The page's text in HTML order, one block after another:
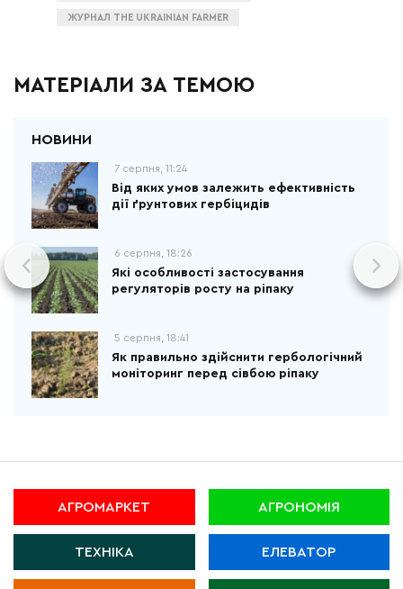
ЖУРНАЛ THE UKRAINIAN FARMER
МАТЕРІАЛИ ЗА ТЕМОЮ
7 серпня, 11:24
Від яких умов залежить ефективність
дії ґрунтових гербіцидів
6 серпня, 18:26
Які особливості застосування
регуляторів росту на ріпаку
5 серпня, 18:41
Як правильно здійснити гербологічний
моніторинг перед сівбою ріпаку
АГРОМАРКЕТ АГРОНОМІЯ
ТЕХНІКА ЕЛЕВАТОР